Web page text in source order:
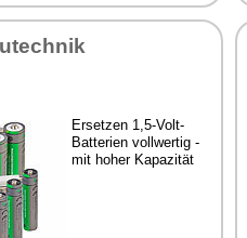
Er­set­zen 1,5-Volt-
Bat­te­ri­en voll­wer­tig -
mit ho­her Ka­pa­zi­tät